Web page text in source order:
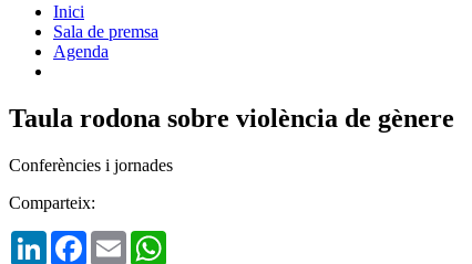
Inici
Sala de premsa
Agenda
Taula rodona sobre violència de gènere
Conferències i jornades
Comparteix:
LinkedInFacebook
Email